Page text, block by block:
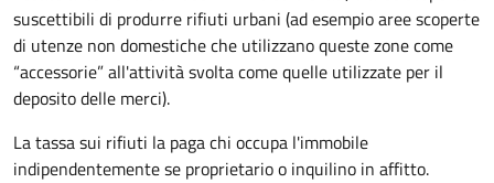
suscettibili di produrre rifiuti urbani (ad esempio aree scoperte
di utenze non domestiche che utilizzano queste zone come
“accessorie” all'attività svolta come quelle utilizzate per il
deposito delle merci).
La tassa sui rifiuti la paga chi occupa l'immobile
indipendentemente se proprietario o inquilino in affitto.